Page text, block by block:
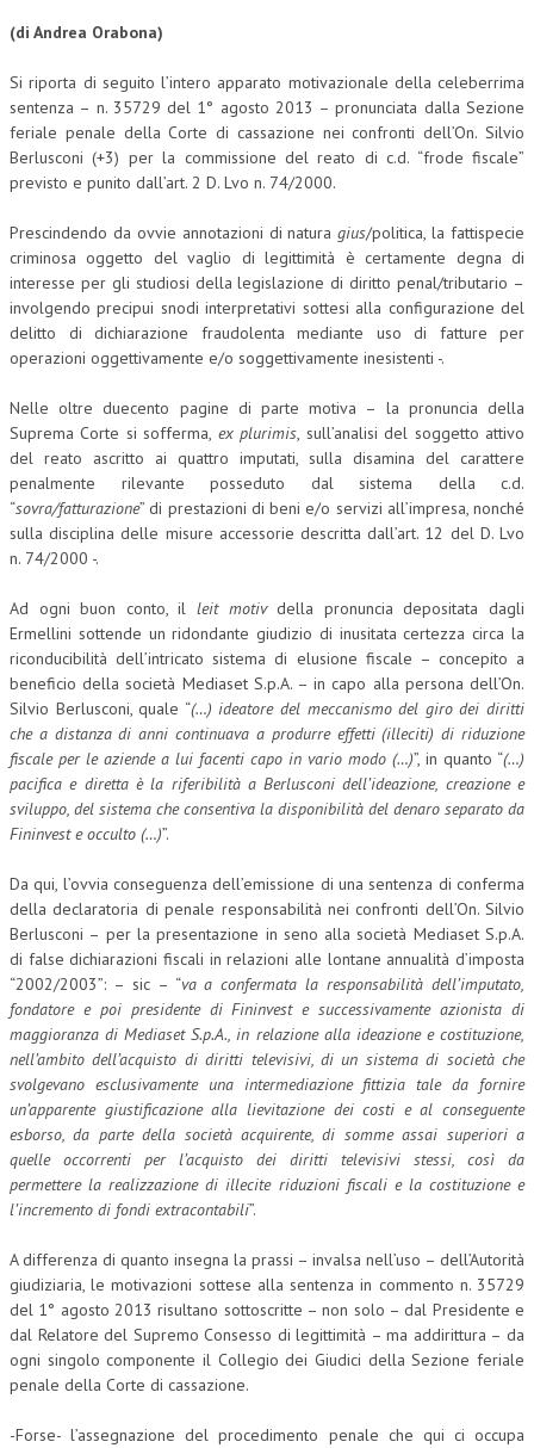
CORSI CE.S.E.D.
ARCHIVIO CORSI 2015
BROCHURE CE.S.E.D.
LA RIVISTA
COMITATO SCIENTIFICO
COMITATO EDITORIALE
REDAZIONE
CODICE ETICO
AUTORI
ECONOMIA
CORPORATE SOCIAL RESPONSIBILITY
ECONOMIA DELL’ARTE
INTERNAZIONALIZZAZIONE
HUMAN RESOURCES
RISORSE UMANE
MARKETING
TREASURY IN FINANCIAL SERVICES
RISK MANAGEMENT
SVILUPPO SOSTENIBILE
PERSONA E CITTÀ
L’UMANISTA
DIRITTO PENALE D’IMPRESA
DIRITTO DEL WEB
DIRITTO DELLE IMPRESE IN CRISI
CRIMINOLOGIA E CRIMINALISTICA
(di Andrea Orabona)
Si riporta di seguito l’intero apparato motivazionale della celeberrima
sentenza – n. 35729 del 1° agosto 2013 – pronunciata dalla Sezione
feriale penale della Corte di cassazione nei confronti dell’On. Silvio
Berlusconi (+3) per la commissione del reato di c.d. “frode fiscale”
previsto e punito dall’art. 2 D. Lvo n. 74/2000.
Prescindendo da ovvie annotazioni di naturagius/politica, la fattispecie
criminosa oggetto del vaglio di legittimità è certamente degna di
interesse per gli studiosi della legislazione di diritto penal/tributario –
involgendo precipui snodi interpretativi sottesi alla configurazione del
delitto di dichiarazione fraudolenta mediante uso di fatture per
operazioni oggettivamente e/o soggettivamente inesistenti -.
Nelle oltre duecento pagine di parte motiva – la pronuncia della
Suprema Corte si sofferma, ex plurimis, sull’analisi del soggetto attivo
del reato ascritto ai quattro imputati, sulla disamina del carattere
penalmente rilevante posseduto dal sistema della c.d.
“sovra/fatturazione” di prestazioni di beni e/o servizi all’impresa, nonché
sulla disciplina delle misure accessorie descritta dall’art. 12 del D. Lvo
n. 74/2000 -.
Ad ogni buon conto, il leit motivdella pronuncia depositata dagli
Ermellini sottende un ridondante giudizio di inusitata certezza circa la
riconducibilità dell’intricato sistema di elusione fiscale – concepito a
beneficio della società Mediaset S.p.A. – in capo alla persona dell’On.
Silvio Berlusconi, quale “(…) ideatore del meccanismo del giro dei diritti
che a distanza di anni continuava a produrre effetti (illeciti) di riduzione
fiscale per le aziende a lui facenti capo in vario modo (…)”, in quanto “(…)
pacifica e diretta è la riferibilità a Berlusconi dell’ideazione, creazione e
sviluppo, del sistema che consentiva la disponibilità del denaro separato da
Fininvest e occulto (…)”.
Da qui, l’ovvia conseguenza dell’emissione di una sentenza di conferma
della declaratoria di penale responsabilità nei confronti dell’On. Silvio
Berlusconi – per la presentazione in seno alla società Mediaset S.p.A.
di false dichiarazioni fiscali in relazioni alle lontane annualità d’imposta
“2002/2003”: – sic – “vaa confermata la responsabilità dell’imputato,
fondatore e poi presidente di Fininvest e successivamente azionista di
maggioranza di Mediaset S.p.A., in relazione alla ideazione e costituzione,
nell’ambito dell’acquisto di diritti televisivi, di un sistema di società che
svolgevano esclusivamente una intermediazione fittizia tale da fornire
un’apparente giustificazione alla lievitazione dei costi e al conseguente
esborso, da parte della società acquirente, di somme assai superiori a
quelle occorrenti per l’acquisto dei diritti televisivi stessi, così da
permettere la realizzazione di illecite riduzioni fiscali e la costituzione e
l’incremento di fondi extracontabili”.
A differenza di quanto insegna la prassi – invalsa nell’uso – dell’Autorità
giudiziaria, le motivazioni sottese alla sentenza in commento n. 35729
del 1° agosto 2013 risultano sottoscritte – non solo – dal Presidente e
dal Relatore del Supremo Consesso di legittimità – ma addirittura – da
ogni singolo componente il Collegio dei Giudici della Sezione feriale
penale della Corte di cassazione.
-Forse- l’assegnazione del procedimento penale che qui ci occupa